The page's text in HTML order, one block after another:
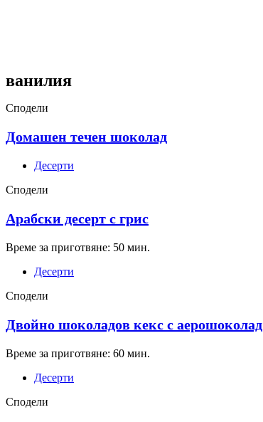
ванилия
Сподели
Домашен течен шоколад
Десерти
Сподели
Арабски десерт с грис
Време за приготвяне: 50 мин.
Десерти
Сподели
Двойно шоколадов кекс с аерошоколад
Време за приготвяне: 60 мин.
Десерти
Сподели